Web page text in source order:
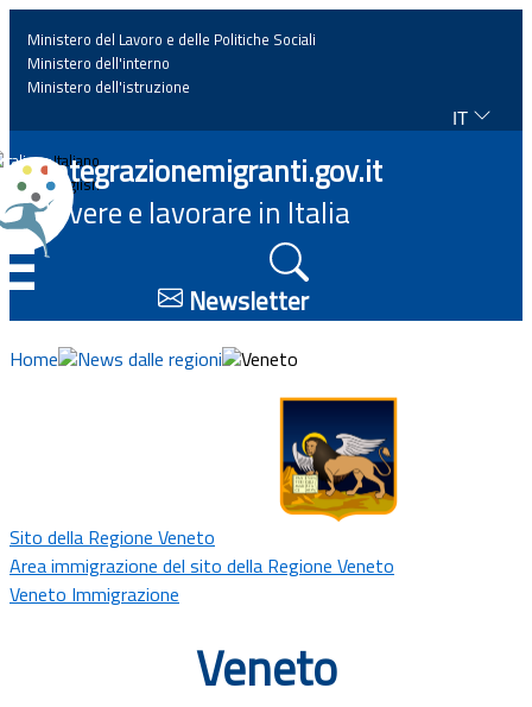
Home
News
Approfondimenti
Eventi
Documenti
Ministero del Lavoro e delle Politiche Sociali
Ministero dell'interno
Ministero dell'istruzione
IT
Italiano
English
Integrazionemigranti.gov.it
Vivere e lavorare in Italia
Newsletter
Home News dalle regioni Veneto
Sito della Regione Veneto
Area immigrazione del sito della Regione Veneto
Veneto Immigrazione
Veneto